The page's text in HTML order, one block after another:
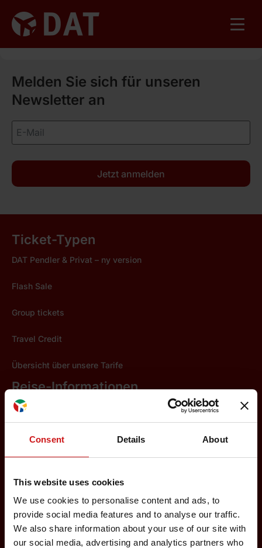
Consent Details About
This website uses cookies
We use cookies to personalise content and ads, to
provide social media features and to analyse our traffic.
We also share information about your use of our site with
our social media, advertising and analytics partners who
Melden Sie sich für unseren
Newsletter an
Jetzt anmelden
Ticket-Typen
DAT Pendler & Privat – ny version
Flash Sale
Group tickets
Travel Credit
Übersicht über unsere Tarife
Reise-Informationen
Besondere Bedürfnisse
Codeshare Frankfurt
Flugunregelmäßigkeiten
Fundbüro / Fundsachen
Gepäck